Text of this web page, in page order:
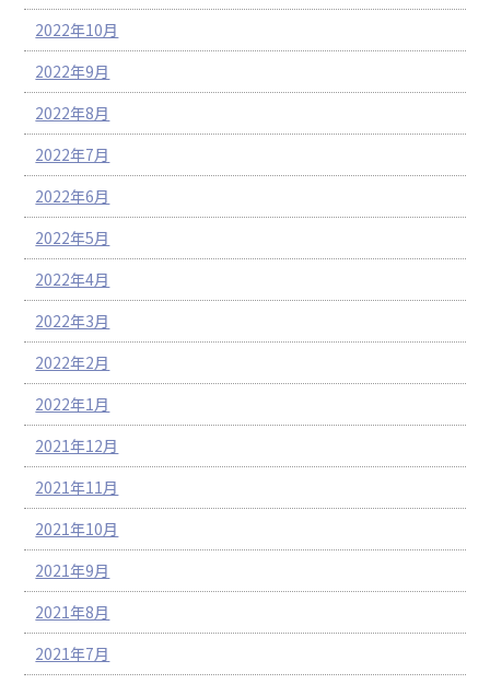
2022年10月
2022年9月
2022年8月
2022年7月
2022年6月
2022年5月
2022年4月
2022年3月
2022年2月
2022年1月
2021年12月
2021年11月
2021年10月
2021年9月
2021年8月
2021年7月